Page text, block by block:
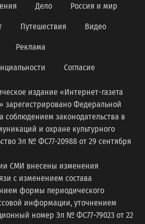
Дело Россия и мир
Путешествия Видео
Реклама
Согласие
издание «Интернет-газета
Федеральной
соблюдением законодательства в
и охране культурного
Эл № ФС77-20988 от 29 сентября
СМИ внесены изменения
с изменением состава
формы периодического
информации, уточнением
номер Эл № ФС77−79023 от 22